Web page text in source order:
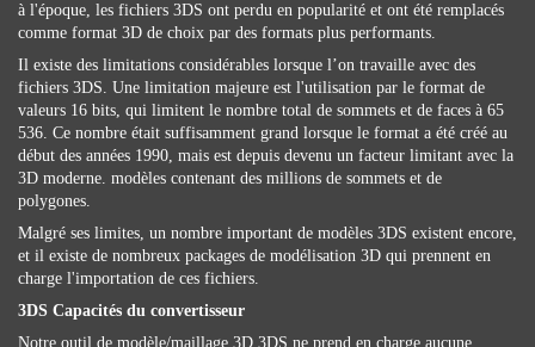
à l'époque, les fichiers 3DS ont perdu en popularité et ont été remplacés
comme format 3D de choix par des formats plus performants.
Il existe des limitations considérables lorsque l’on travaille avec des
fichiers 3DS. Une limitation majeure est l'utilisation par le format de
valeurs 16 bits, qui limitent le nombre total de sommets et de faces à 65
536. Ce nombre était suffisamment grand lorsque le format a été créé au
début des années 1990, mais est depuis devenu un facteur limitant avec la
3D moderne. modèles contenant des millions de sommets et de
polygones.
Malgré ses limites, un nombre important de modèles 3DS existent encore,
et il existe de nombreux packages de modélisation 3D qui prennent en
charge l'importation de ces fichiers.
3DS Capacités du convertisseur
Notre outil de modèle/maillage 3D 3DS ne prend en charge aucune